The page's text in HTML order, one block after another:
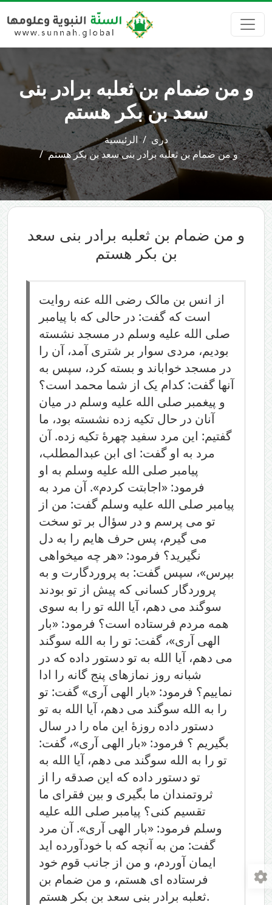
و من ضمام بن ثعلبه برادر بنی
سعد بن بکر هستم
الرئيسية
دری
و من ضمام بن ثعلبه برادر بنی سعد بن بکر هستم
و من ضمام بن ثعلبه برادر بنی سعد
بن بکر هستم
از انس بن مالک رضی الله عنه روایت
است که گفت: در حالی که با پیامبر
صلی الله علیه وسلم در مسجد نشسته
بودیم، مردی سوار بر شتری آمد، آن را
در مسجد خواباند و بسته کرد، سپس به
آنها گفت: کدام یک از شما محمد است؟
و پیغمبر صلی الله علیه وسلم در میان
آنان در حال تکیه زده نشسته بود، ما
گفتیم: این مرد سفید چهرۀ تکیه زده. آن
مرد به او گفت: ای ابن عبدالمطلب،
پیامبر صلی الله علیه وسلم به او
فرمود: «اجابتت کردم». آن مرد به
پیامبر صلی الله علیه وسلم گفت: من از
تو می پرسم و در سؤال بر تو سخت
می گیرم، پس حرف هایم را به دل
نگیرید؟ فرمود: «هر چه میخواهی
بپرس»، سپس گفت: به پروردگارت و به
پروردگار کسانی که پیش از تو بودند
سوگند می دهم، آیا الله تو را به سوی
همه مردم فرستاده است؟ فرمود: «بار
الهی آری»، گفت: تو را به الله سوگند
می دهم، آیا الله به تو دستور داده که در
شبانه روز نمازهای پنج گانه را ادا
نماییم؟ فرمود: «بار الهی آری» گفت: تو
را به الله سوگند می دهم، آیا الله به تو
دستور داده روزۀ این ماه را در سال
بگیریم ؟ فرمود: «بار الهی آری»، گفت:
تو را به الله سوگند می دهم، آیا الله به
تو دستور داده که این صدقه را از
ثروتمندان ما بگیری و بین فقرای ما
تقسیم کنی؟ پیامبر صلی الله علیه
وسلم فرمود: «بار الهی آری». آن مرد
گفت: من به آنچه که با خودآورده اید
ایمان آوردم، و من از جانب قوم خود
فرستاده ای هستم، و من ضمام بن
ثعلبه برادر بنی سعد بن بکر هستم.